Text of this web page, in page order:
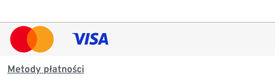
Metody płatności